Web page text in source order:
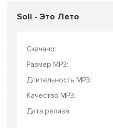
Soli - Это Лето
Скачано:
Размер MP3:
Длительность MP3:
Качество MP3:
Дата релиза: